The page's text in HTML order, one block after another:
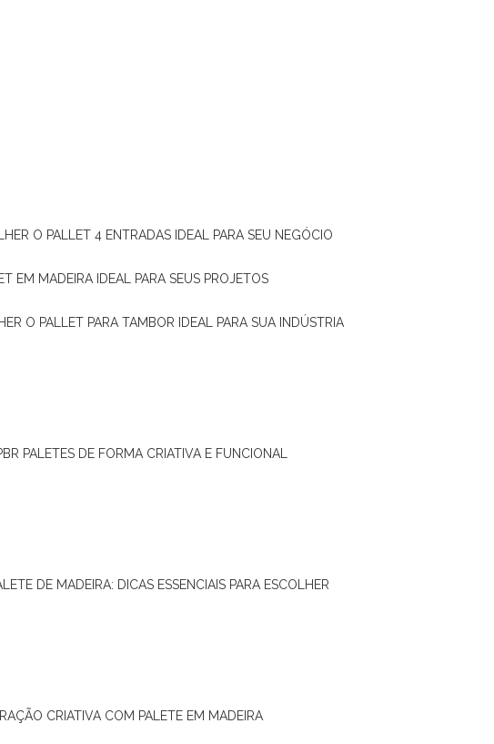
O PALLET 4 ENTRADAS IDEAL PARA SEU NEGÓCIO
EM MADEIRA IDEAL PARA SEUS PROJETOS
O PALLET PARA TAMBOR IDEAL PARA SUA INDÚSTRIA
PALETES DE FORMA CRIATIVA E FUNCIONAL
DE MADEIRA: DICAS ESSENCIAIS PARA ESCOLHER
CRIATIVA COM PALETE EM MADEIRA